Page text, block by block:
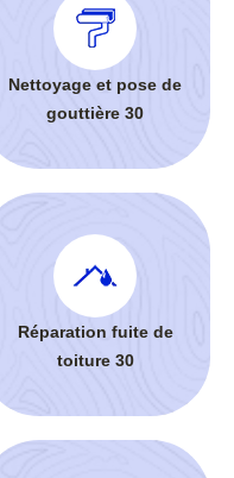
Nettoyage et pose de
gouttière 30
Réparation fuite de
toiture 30